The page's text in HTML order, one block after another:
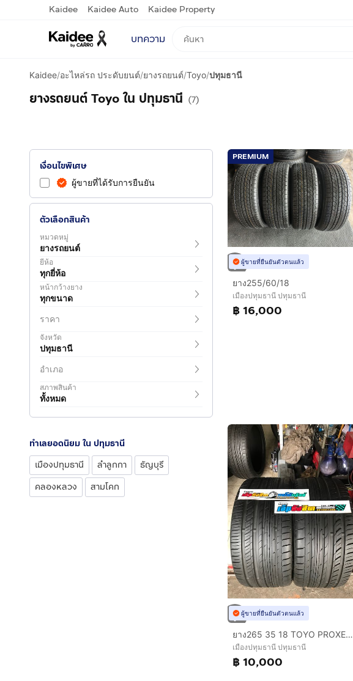
Kaidee Kaidee Auto Kaidee Property
บทความ
Kaidee/อะไหล่รถ ประดับยนต์/ยางรถยนต์/Toyo/ปทุมธานี
ยางรถยนต์ Toyo ใน ปทุมธานี (7)
เงื่อนไขพิเศษ
ผู้ขายที่ได้รับการยืนยัน
ตัวเลือกสินค้า
หมวดหมู่
ยางรถยนต์
ยี่ห้อ
ทุกยี่ห้อ
หน้ากว้างยาง
ทุกขนาด
ราคา
จังหวัด
ปทุมธานี
อำเภอ
สภาพสินค้า
ทั้งหมด
ทำเลยอดนิยม ใน ปทุมธานี
เมืองปทุมธานี
ลำลูกกา
ธัญบุรี
คลองหลวง
สามโคก
PREMIUM
ผู้ขายที่ยืนยันตัวตนแล้ว
ยาง255/60/18
เมืองปทุมธานี ปทุมธานี
฿ 16,000
ผู้ขายที่ยืนยันตัวตนแล้ว
ยาง265 35 18 TOYO PROXES C1S ปี24
เมืองปทุมธานี ปทุมธานี
฿ 10,000